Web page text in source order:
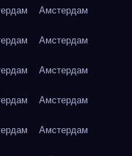
Амстердам
Амстердам
Амстердам
Амстердам
Амстердам